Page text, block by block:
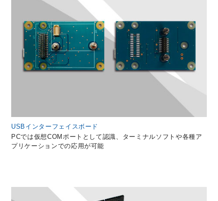
USBインターフェイスボード
PCでは仮想COMポートとして認識、ターミナルソフトや各種ア
プリケーションでの応用が可能